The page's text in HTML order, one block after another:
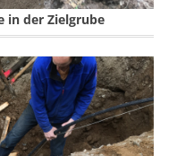
in der Zielgrube